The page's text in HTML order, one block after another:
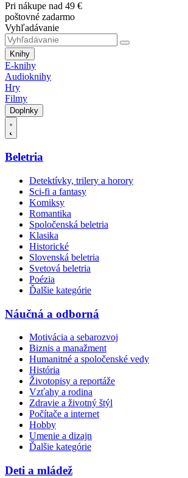
Pri nákupe nad 49 €
poštovné zadarmo
Vyhľadávanie
Knihy
E-knihy
Audioknihy
Hry
Filmy
Doplnky
Beletria
Detektívky, trilery a horory
Sci-fi a fantasy
Komiksy
Romantika
Spoločenská beletria
Klasika
Historické
Slovenská beletria
Svetová beletria
Poézia
Ďalšie kategórie
Náučná a odborná
Motivácia a sebarozvoj
Biznis a manažment
Humanitné a spoločenské vedy
História
Životopisy a reportáže
Vzťahy a rodina
Zdravie a životný štýl
Počítače a internet
Hobby
Umenie a dizajn
Ďalšie kategórie
Deti a mládež